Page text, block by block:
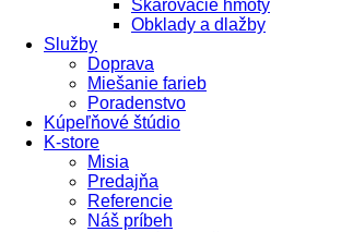
Škárovacie hmoty
Obklady a dlažby
Služby
Doprava
Miešanie farieb
Poradenstvo
Kúpeľňové štúdio
K-store
Misia
Predajňa
Referencie
Náš príbeh